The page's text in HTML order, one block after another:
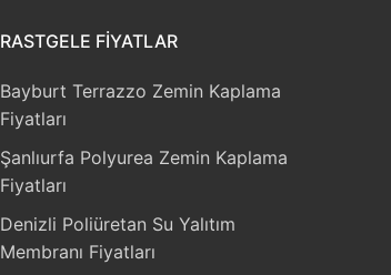
RASTGELE FIYATLAR
Bayburt Terrazzo Zemin Kaplama
Fiyatları
Şanlıurfa Polyurea Zemin Kaplama
Fiyatları
Denizli Poliüretan Su Yalıtım
Membranı Fiyatları